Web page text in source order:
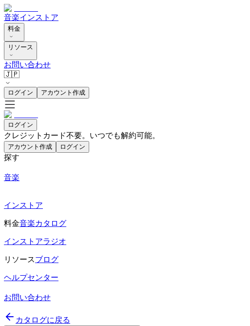
音楽インストア
料金
リソース
お問い合わせ
🇯🇵
ログイン アカウント作成
ログイン
クレジットカード不要。いつでも解約可能。
アカウント作成 ログイン
探す
音楽
インストア
料金音楽カタログ
インストアラジオ
リソースブログ
ヘルプセンター
お問い合わせ
カタログに戻る